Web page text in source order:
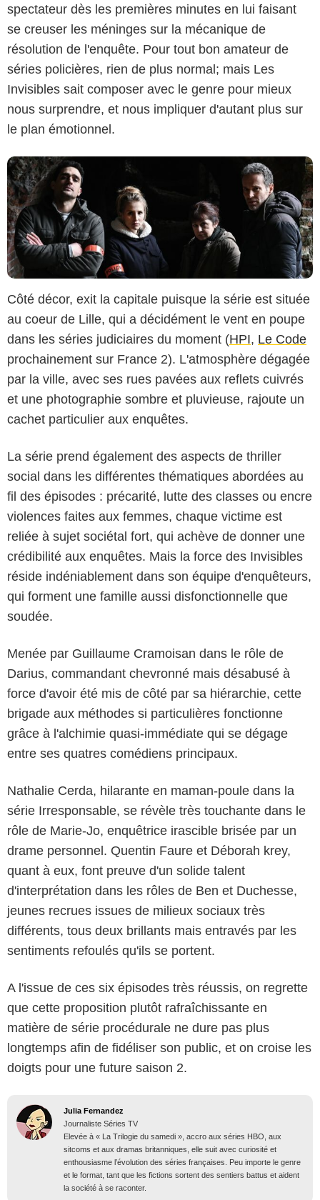
spectateur dès les premières minutes en lui faisant
se creuser les méninges sur la mécanique de
résolution de l'enquête. Pour tout bon amateur de
séries policières, rien de plus normal; mais Les
Invisibles sait composer avec le genre pour mieux
nous surprendre, et nous impliquer d'autant plus sur
le plan émotionnel.
Côté décor, exit la capitale puisque la série est située
au coeur de Lille, qui a décidément le vent en poupe
dans les séries judiciaires du moment (HPI, Le Code
prochainement sur France 2). L'atmosphère dégagée
par la ville, avec ses rues pavées aux reflets cuivrés
et une photographie sombre et pluvieuse, rajoute un
cachet particulier aux enquêtes.
La série prend également des aspects de thriller
social dans les différentes thématiques abordées au
fil des épisodes : précarité, lutte des classes ou encre
violences faites aux femmes, chaque victime est
reliée à sujet sociétal fort, qui achève de donner une
crédibilité aux enquêtes. Mais la force des Invisibles
réside indéniablement dans son équipe d'enquêteurs,
qui forment une famille aussi disfonctionnelle que
soudée.
Menée par Guillaume Cramoisan dans le rôle de
Darius, commandant chevronné mais désabusé à
force d'avoir été mis de côté par sa hiérarchie, cette
brigade aux méthodes si particulières fonctionne
grâce à l'alchimie quasi-immédiate qui se dégage
entre ses quatres comédiens principaux.
Nathalie Cerda, hilarante en maman-poule dans la
série Irresponsable, se révèle très touchante dans le
rôle de Marie-Jo, enquêtrice irascible brisée par un
drame personnel. Quentin Faure et Déborah krey,
quant à eux, font preuve d'un solide talent
d'interprétation dans les rôles de Ben et Duchesse,
jeunes recrues issues de milieux sociaux très
différents, tous deux brillants mais entravés par les
sentiments refoulés qu'ils se portent.
A l'issue de ces six épisodes très réussis, on regrette
que cette proposition plutôt rafraîchissante en
matière de série procédurale ne dure pas plus
longtemps afin de fidéliser son public, et on croise les
doigts pour une future saison 2.
Julia Fernandez
Journaliste Séries TV
Elevée à « La Trilogie du samedi », accro aux séries HBO, aux
sitcoms et aux dramas britanniques, elle suit avec curiosité et
enthousiasme l’évolution des séries françaises. Peu importe le genre
et le format, tant que les fictions sortent des sentiers battus et aident
la société à se raconter.